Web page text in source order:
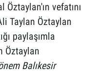
vefatını
Taylan Öztaylan
paylaşımla
Öztaylan
Balıkesir